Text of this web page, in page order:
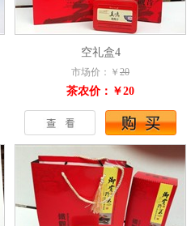
空礼盒4
市场价：￥ 20
茶农价：￥20